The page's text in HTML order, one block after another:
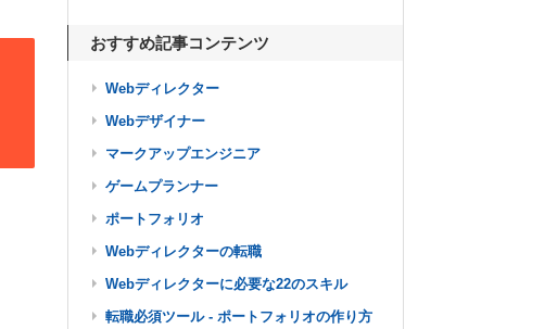
おすすめ記事コンテンツ
Webディレクター
Webデザイナー
マークアップエンジニア
ゲームプランナー
ポートフォリオ
Webディレクターの転職
Webディレクターに必要な22のスキル
転職必須ツール - ポートフォリオの作り方